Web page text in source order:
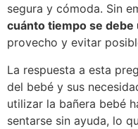
segura y cómoda. Sin
cuánto tiempo se debe
provecho y evitar
La respuesta a esta
del bebé y sus
utilizar la bañera bebé
sentarse sin ayuda, lo